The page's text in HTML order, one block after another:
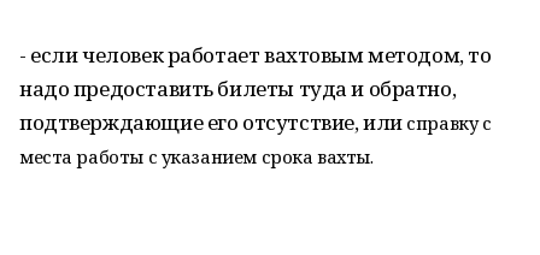
- если человек работает вахтовым методом, то
надо предоставить билеты туда и обратно,
подтверждающие его отсутствие, или справку с
места работы с указанием срока вахты.